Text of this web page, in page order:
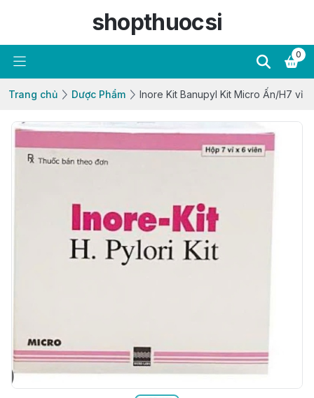
shopthuocsi
0
Trang chủ Dược Phẩm Inore Kit Banupyl Kit Micro Ấn/H7 vỉ